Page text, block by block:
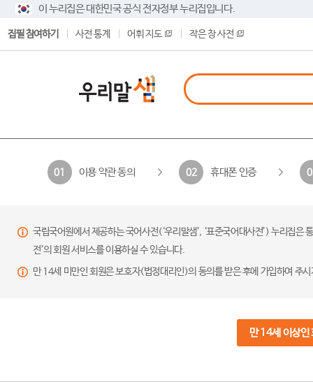
이 누리집은 대한민국 공식 전자정부 누리집입니다.
집필 참여하기 사전 통계 어휘 지도 작은 창 사전
01 이용 약관 동의 02 휴대폰 인증
국립국어원에서 제공하는 국어사전(‘우리말샘’, ‘표준국어대사전’) 누리집
전’의 회원 서비스를 이용하실 수 있습니다.
만 14세 미만인 회원은 보호자(법정대리인)의 동의를 받은 후에 가입하여 주
만 14세 이상인